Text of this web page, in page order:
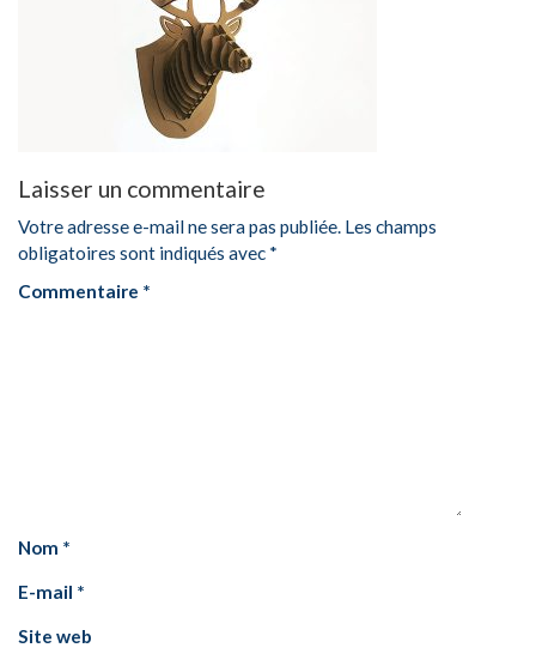
Laisser un commentaire
Votre adresse e-mail ne sera pas publiée. Les champs
obligatoires sont indiqués avec *
Commentaire *
Nom *
E-mail *
Site web